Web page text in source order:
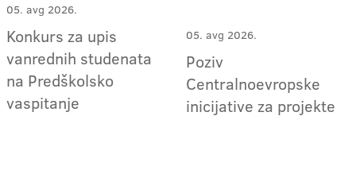
05. avg 2026.
Konkurs za upis
vanrednih studenata
na Predškolsko
vaspitanje
05. avg 2026.
Poziv
Centralnoevropske
inicijative za projekte